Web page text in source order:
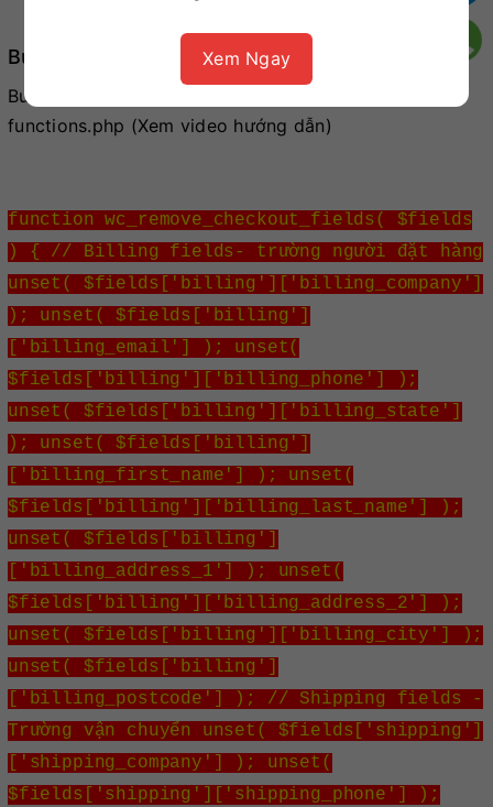
Bước 1. Xác định các trường cần ẩn đi.
Bước 2: Copy code bên dưới và dán vào file
functions.php (Xem video hướng dẫn)
function wc_remove_checkout_fields( $fields
) { // Billing fields- trường người đặt hàng
unset( $fields['billing']['billing_company']
); unset( $fields['billing']
['billing_email'] ); unset(
$fields['billing']['billing_phone'] );
unset( $fields['billing']['billing_state']
); unset( $fields['billing']
['billing_first_name'] ); unset(
$fields['billing']['billing_last_name'] );
unset( $fields['billing']
['billing_address_1'] ); unset(
$fields['billing']['billing_address_2'] );
unset( $fields['billing']['billing_city'] );
unset( $fields['billing']
['billing_postcode'] ); // Shipping fields -
Trường vận chuyển unset( $fields['shipping']
['shipping_company'] ); unset(
$fields['shipping']['shipping_phone'] );
Xem Ngay